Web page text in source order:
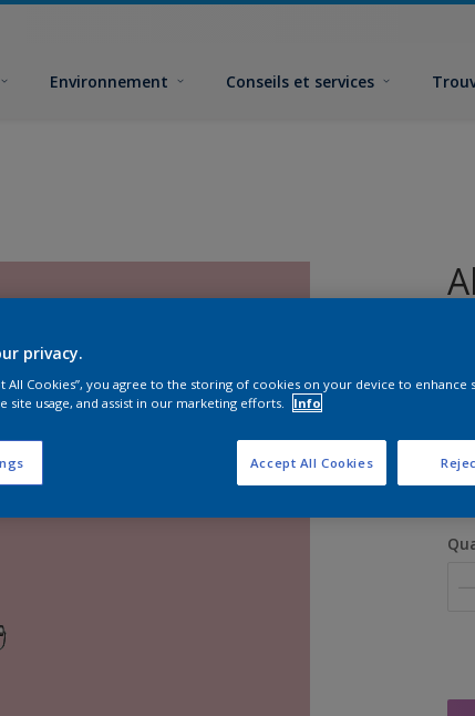
Environnement Conseils et services
privacy.
All Cookies”, you agree to the storing of cookies on your device to enhance
site usage, and assist in our marketing efforts.
Info
Accept All Cookies